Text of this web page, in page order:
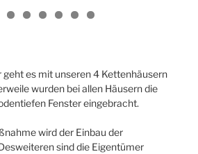
geht es mit unseren 4 Kettenhäusern
wurden bei allen Häusern die
Fenster eingebracht.
wird der Einbau der
sind die Eigentümer